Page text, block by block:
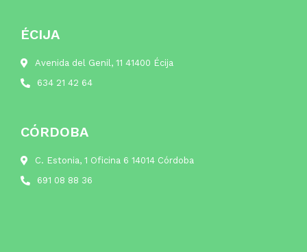
ÉCIJA
Avenida del Genil, 11 41400 Écija
634 21 42 64
CÓRDOBA
C. Estonia, 1 Oficina 6 14014 Córdoba
691 08 88 36